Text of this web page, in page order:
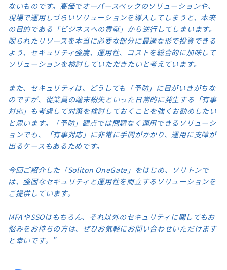
ないものです。高価でオーバースペックのソリューションや、
現場で運用しづらいソリューションを導入してしまうと、本来
の目的である「ビジネスへの貢献」から逆行してしまいます。
限られたリソースを本当に必要な部分に最適な形で投資できる
よう、セキュリティ強度、運用性、コストを総合的に加味して
ソリューションを検討していただきたいと考えています。
また、セキュリティは、どうしても「予防」に目がいきがちな
のですが、従業員の端末紛失といった日常的に発生する「有事
対応」も考慮して対策を検討しておくことを強くお勧めしたい
と思います。「予防」観点では問題なく運用できるソリューシ
ョンでも、「有事対応」に非常に手間がかかり、運用に支障が
出るケースもあるためです。
今回ご紹介した「Soliton OneGate」をはじめ、ソリトンで
は、強固なセキュリティと運用性を両立するソリューションを
ご提供しています。
MFAやSSOはもちろん、それ以外のセキュリティに関してもお
悩みをお持ちの方は、ぜひお気軽にお問い合わせいただけます
と幸いです。”